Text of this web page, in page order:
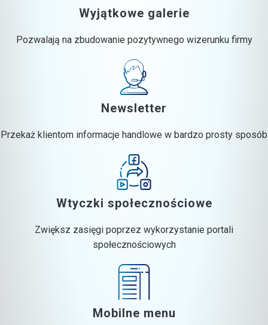
Wyjątkowe galerie
Pozwalają na zbudowanie pozytywnego wizerunku firmy
Newsletter
Przekaż klientom informacje handlowe w bardzo prosty sposób
Wtyczki społecznościowe
Zwiększ zasięgi poprzez wykorzystanie portali
społecznościowych
Mobilne menu